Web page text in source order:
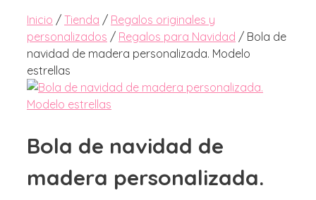
Inicio / Tienda / Regalos originales y
personalizados / Regalos para Navidad / Bola de
navidad de madera personalizada. Modelo
estrellas
Bola de navidad de
madera personalizada.